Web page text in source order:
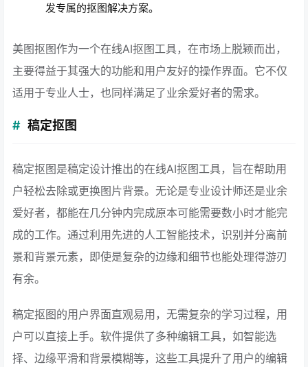
发专属的抠图解决方案。
美图抠图作为一个在线AI抠图工具，在市场上脱颖而出，
主要得益于其强大的功能和用户友好的操作界面。它不仅
适用于专业人士，也同样满足了业余爱好者的需求。
稿定抠图
稿定抠图是稿定设计推出的在线AI抠图工具，旨在帮助用
户轻松去除或更换图片背景。无论是专业设计师还是业余
爱好者，都能在几分钟内完成原本可能需要数小时才能完
成的工作。通过利用先进的人工智能技术，识别并分离前
景和背景元素，即使是复杂的边缘和细节也能处理得游刃
有余。
稿定抠图的用户界面直观易用，无需复杂的学习过程，用
户可以直接上手。软件提供了多种编辑工具，如智能选
择、边缘平滑和背景模糊等，这些工具提升了用户的编辑